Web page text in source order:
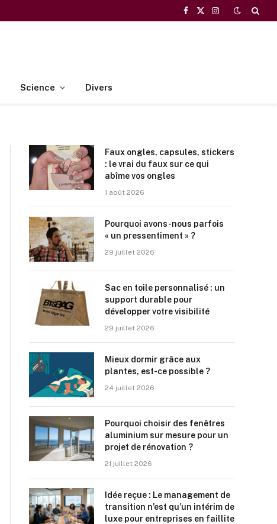
Facebook
X
Instagram
Science Divers
Faux ongles, capsules, stickers
: le vrai du faux sur ce qui
abîme vos ongles
1 août 2026
Pourquoi avons-nous parfois
« un pressentiment » ?
29 juillet 2026
Sac en toile personnalisé : un
support durable pour
développer votre visibilité
29 juillet 2026
Mieux dormir grâce aux
plantes, est-ce possible ?
24 juillet 2026
Pourquoi choisir des fenêtres
aluminium sur mesure pour un
projet de rénovation ?
21 juillet 2026
Idée reçue : Le management de
transition n’est qu’un intérim de
luxe pour entreprises en faillite